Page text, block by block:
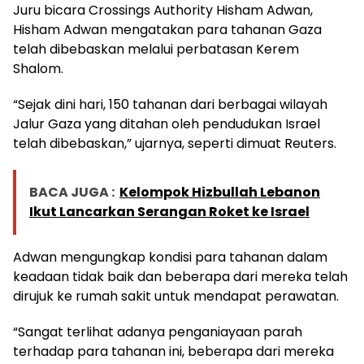
Juru bicara Crossings Authority Hisham Adwan,
Hisham Adwan mengatakan para tahanan Gaza
telah dibebaskan melalui perbatasan Kerem
Shalom.
“Sejak dini hari, 150 tahanan dari berbagai wilayah
Jalur Gaza yang ditahan oleh pendudukan Israel
telah dibebaskan,” ujarnya, seperti dimuat Reuters.
BACA JUGA : Kelompok Hizbullah Lebanon
Ikut Lancarkan Serangan Roket ke Israel
Adwan mengungkap kondisi para tahanan dalam
keadaan tidak baik dan beberapa dari mereka telah
dirujuk ke rumah sakit untuk mendapat perawatan.
“Sangat terlihat adanya penganiayaan parah
terhadap para tahanan ini, beberapa dari mereka